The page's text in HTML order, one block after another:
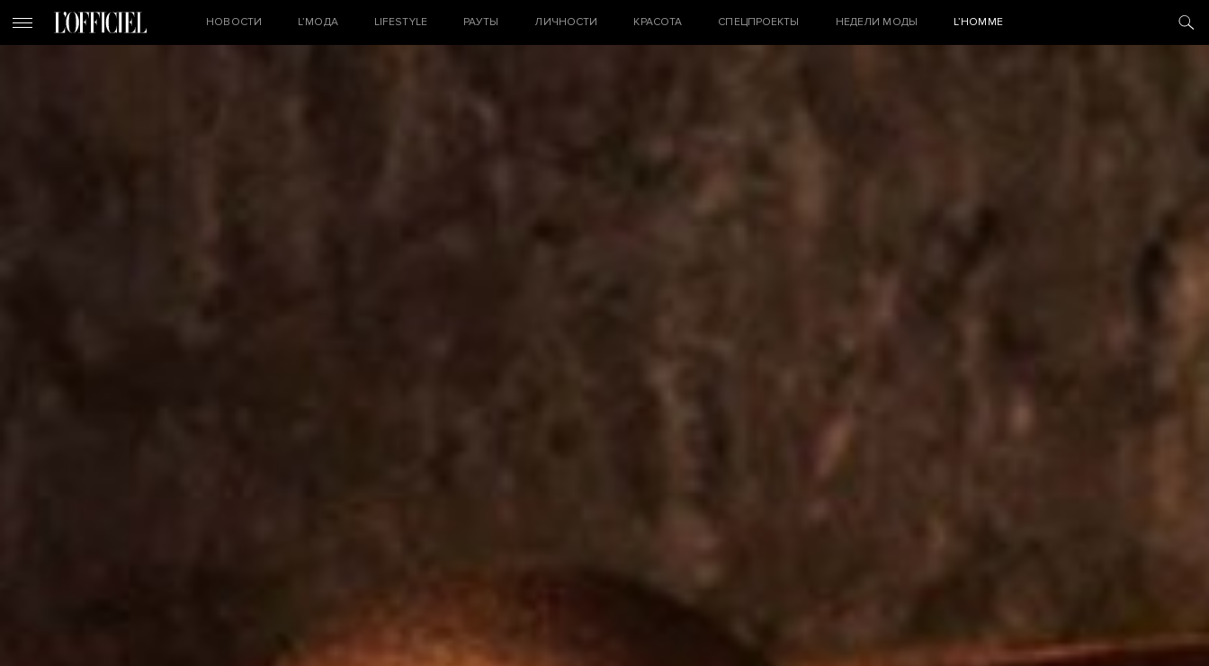
НОВОСТИ L’МОДА LIFESTYLE РАУТЫ ЛИЧНОСТИ КРАСОТА СПЕЦПРОЕКТЫ НЕДЕЛИ МОДЫ L’HOMME